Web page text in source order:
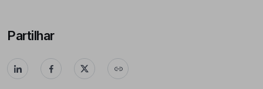
Partilhar